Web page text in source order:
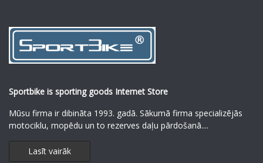
Sportbike is sporting goods Internet Store
Mūsu firma ir dibināta 1993. gadā. Sākumā firma specializējās
motociklu, mopēdu un to rezerves daļu pārdošanā....
Lasīt vairāk